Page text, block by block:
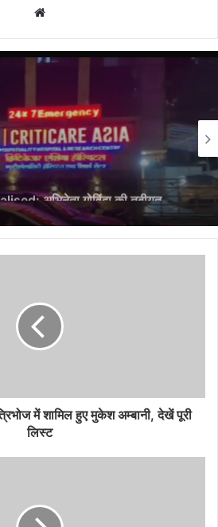
Website
अभिनेता गोविंदा की तबीयत
जुहू के Criti Care Asia
में शामिल हुए मुकेश अम्बानी, देखें पूरी
लिस्ट